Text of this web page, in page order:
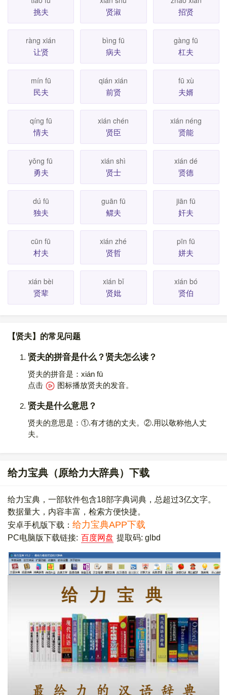
挑夫 贤淑 招贤
ràng xián
让贤
bìng fū
病夫
gàng fū
杠夫
mín fū
民夫
qián xián
前贤
fū xù
夫婿
qíng fū
情夫
xián chén
贤臣
xián néng
贤能
yǒng fū
勇夫
xián shì
贤士
xián dé
贤德
dú fū
独夫
guān fū
鳏夫
jiān fū
奸夫
cūn fū
村夫
xián zhé
贤哲
pīn fū
姘夫
xián bèi
贤辈
xián bǐ
贤妣
xián bó
贤伯
【贤夫】的常见问题
贤夫的拼音是什么？贤夫怎么读？
贤夫的拼音是：xián fū
点击
图标播放贤夫的发音。
贤夫是什么意思？
贤夫的意思是：①.有才德的丈夫。②.用以敬称他人丈
夫。
给力宝典（原给力大辞典）下载
给力宝典，一部软件包含18部字典词典，总超过3亿文字。
数据量大，内容丰富，检索方便快捷。
安卓手机版下载： 给力宝典APP下载
PC电脑版下载链接: 百度网盘 提取码: glbd